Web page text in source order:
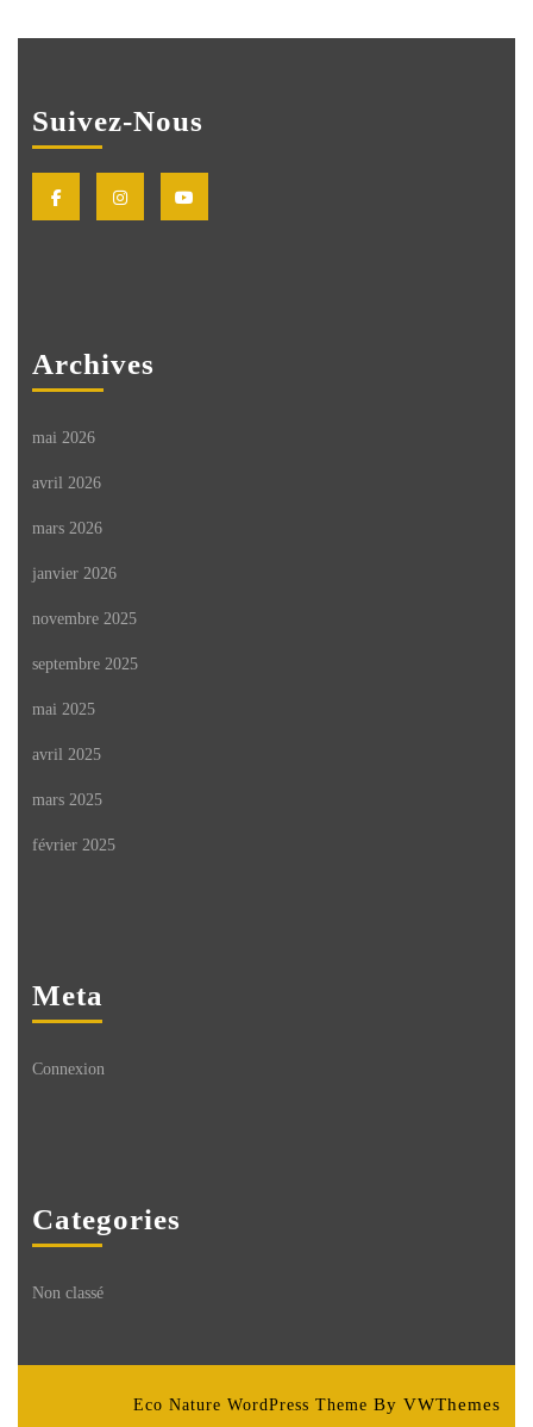
Suivez-Nous
Facebook Instagram
Archives
mai 2026
avril 2026
mars 2026
janvier 2026
novembre 2025
septembre 2025
mai 2025
avril 2025
mars 2025
février 2025
Meta
Connexion
Categories
Non classé
Eco Nature WordPress Theme By VWThemes